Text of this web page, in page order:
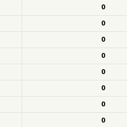
0
0
0
0
0
0
0
0